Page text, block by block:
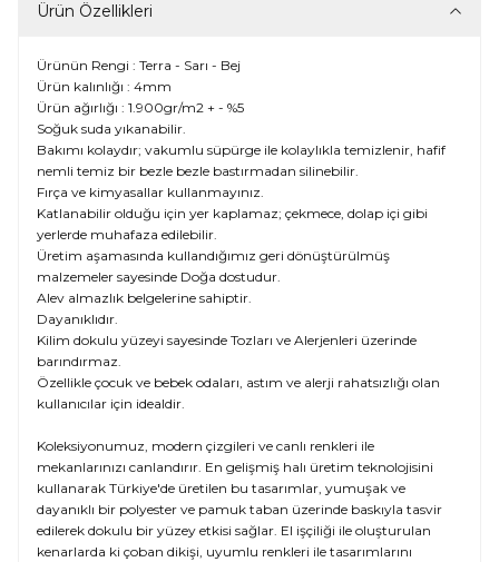
Ürün Özellikleri
Ürünün Rengi : Terra - Sarı - Bej
Ürün kalınlığı : 4mm
Ürün ağırlığı : 1.900gr/m2 + - %5
Soğuk suda yıkanabilir.
Bakımı kolaydır; vakumlu süpürge ile kolaylıkla temizlenir, hafif
nemli temiz bir bezle bezle bastırmadan silinebilir.
Fırça ve kimyasallar kullanmayınız.
Katlanabilir olduğu için yer kaplamaz; çekmece, dolap içi gibi
yerlerde muhafaza edilebilir.
Üretim aşamasında kullandığımız geri dönüştürülmüş
malzemeler sayesinde Doğa dostudur.
Alev almazlık belgelerine sahiptir.
Dayanıklıdır.
Kilim dokulu yüzeyi sayesinde Tozları ve Alerjenleri üzerinde
barındırmaz.
Özellikle çocuk ve bebek odaları, astım ve alerji rahatsızlığı olan
kullanıcılar için idealdir.
Koleksiyonumuz, modern çizgileri ve canlı renkleri ile
mekanlarınızı canlandırır. En gelişmiş halı üretim teknolojisini
kullanarak Türkiye'de üretilen bu tasarımlar, yumuşak ve
dayanıklı bir polyester ve pamuk taban üzerinde baskıyla tasvir
edilerek dokulu bir yüzey etkisi sağlar. El işçiliği ile oluşturulan
kenarlarda ki çoban dikişi, uyumlu renkleri ile tasarımlarını